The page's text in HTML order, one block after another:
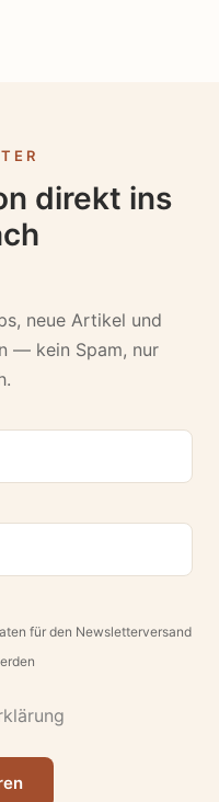
direkt ins
neue Artikel und
— kein Spam, nur
für den Newsletterversand